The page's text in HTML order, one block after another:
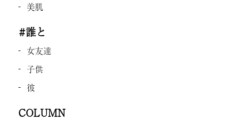
美肌
#誰と
女友達
子供
彼
COLUMN